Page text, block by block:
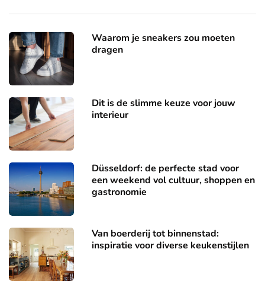
Waarom je sneakers zou moeten
dragen
Dit is de slimme keuze voor jouw
interieur
Düsseldorf: de perfecte stad voor
een weekend vol cultuur, shoppen en
gastronomie
Van boerderij tot binnenstad:
inspiratie voor diverse keukenstijlen